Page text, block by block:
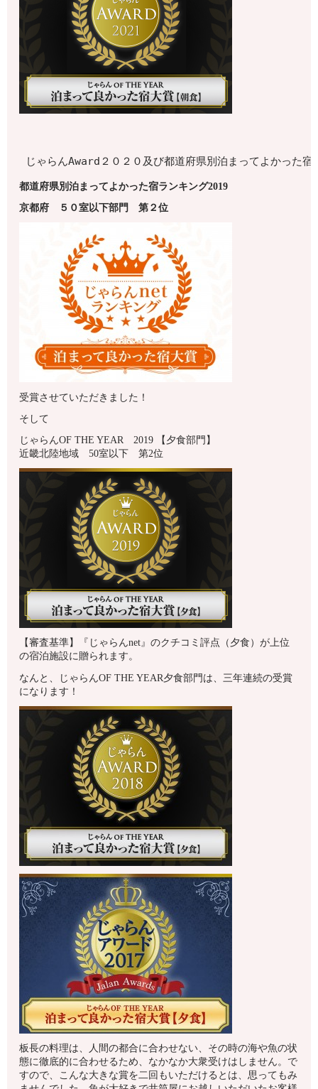
じゃらんAward２０２０及び都道府県別泊まってよかった
都道府県別泊まってよかった宿ランキング2019
京都府 ５０室以下部門 第 ２位
受賞させていただきました！
そして
じゃらんOF THE YEAR 2019 【夕食部門】
近畿北陸地域 50室以下 第2位
【審査基準】『じゃらんnet』のクチコミ評点（夕食）が上位
の宿泊施設に贈られます。
なんと、じゃらんOF THE YEAR夕食部門は、三年連続の受賞
になります！
板長の料理は、人間の都合に合わせない、その時の海や魚の状
態に徹底的に合わせるため、なかなか大衆受けはしません。で
すので、こんな大きな賞を二回もいただけるとは、思ってもみ